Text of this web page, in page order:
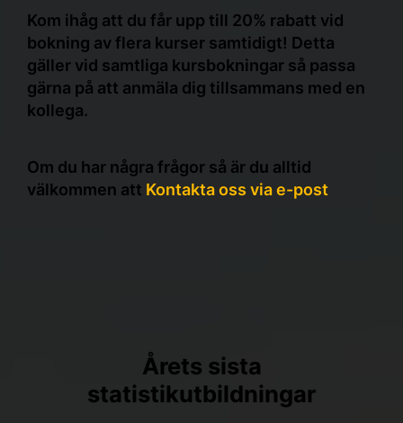
Kom ihåg att du får upp till 20% rabatt vid
bokning av flera kurser samtidigt! Detta
gäller vid samtliga kursbokningar så passa
gärna på att anmäla dig tillsammans med en
kollega.
Om du har några frågor så är du alltid
välkommen att Kontakta oss via e-post
Årets sista
statistikutbildningar